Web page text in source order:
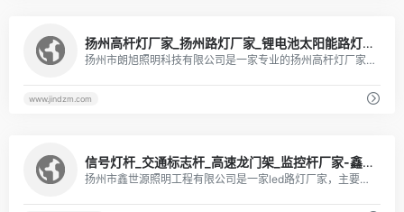
扬州高杆灯厂家_扬州路灯厂家_锂电池太阳能路灯_风光互补路灯-朗旭照明
扬州市朗旭照明科技有限公司是一家专业的扬州高杆灯厂家、扬州路灯厂家、led路灯厂家、高杆灯厂家、灯杆厂家，经营范围涉及交通信号灯杆、锂电池太阳能路灯、风光互补路灯、智慧路灯、监控杆等，产品热销扬州、西安、郑州、武汉、新疆、江西、甘肃等地。
www.jindzm.com
信号灯杆_交通标志杆_高速龙门架_监控杆厂家-鑫世源照明
扬州市鑫世源照明工程有限公司是一家led路灯厂家，主要产品有高杆灯、led太阳能路灯、锂电池太阳能路灯、多功能灯杆、智慧灯杆、监控杆、信号灯杆、交通标志杆、高速龙门架等，产品畅销全国，主要销往扬州、贵州、浙江、福建、山西、吉林、新疆、内蒙古等地。